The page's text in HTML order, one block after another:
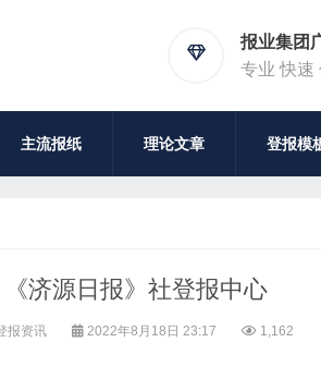
报业集团
专业 快速
主流报纸 理论文章 登报模
《济源日报》社登报中心
报资讯 2022年8月18日 23:17 1,162